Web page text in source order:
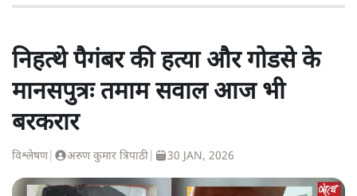
निहत्थे पैगंबर की हत्या और गोडसे के
मानसपुत्रः तमाम सवाल आज भी
बरकरार
विश्लेषण| अरुण कुमार त्रिपाठी 30 JAN, 2026